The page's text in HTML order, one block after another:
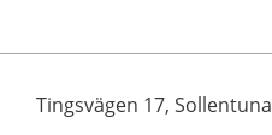
Tingsvägen 17, Sollentuna